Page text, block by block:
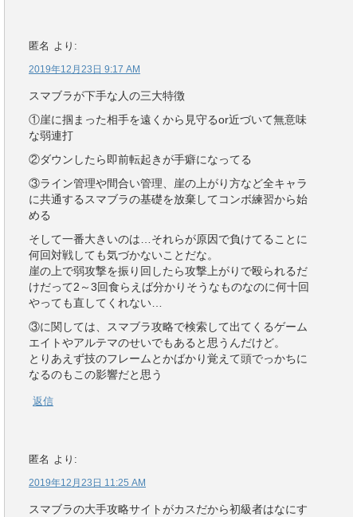
匿名 より:
2019年12月23日 9:17 AM
スマブラが下手な人の三大特徴
①崖に掴まった相手を遠くから見守るor近づいて無意味
な弱連打
②ダウンしたら即前転起きが手癖になってる
③ライン管理や間合い管理、崖の上がり方など全キャラ
に共通するスマブラの基礎を放棄してコンボ練習から始
める
そして一番大きいのは…それらが原因で負けてることに
何回対戦しても気づかないことだな。
崖の上で弱攻撃を振り回したら攻撃上がりで殴られるだ
けだって2～3回食らえば分かりそうなものなのに何十回
やっても直してくれない…
③に関しては、スマブラ攻略で検索して出てくるゲーム
エイトやアルテマのせいでもあると思うんだけど。
とりあえず技のフレームとかばかり覚えて頭でっかちに
なるのもこの影響だと思う
返信
匿名 より:
2019年12月23日 11:25 AM
スマブラの大手攻略サイトがカスだから初級者はなにす